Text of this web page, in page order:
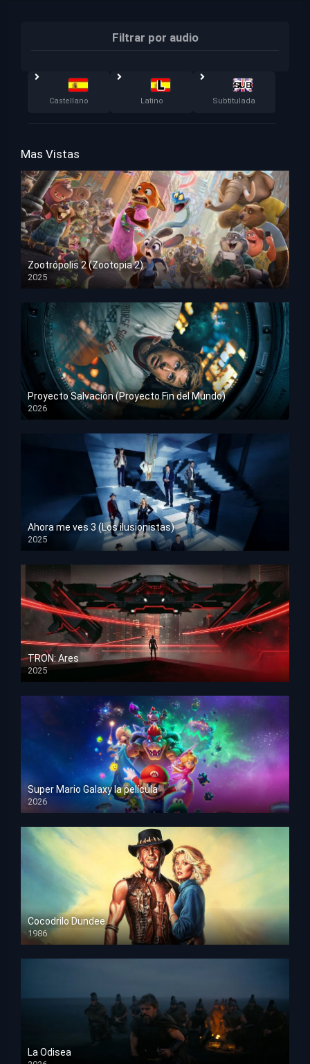
Filtrar por audio
Castellano Latino Subtitulada
Mas Vistas
Zootrópolis 2 (Zootopia 2)
2025
HD 1080p
Proyecto Salvación (Proyecto Fin del Mundo)
2026
HD 1080p
Ahora me ves 3 (Los ilusionistas)
2025
HD 1080p
TRON: Ares
2025
HD 1080p
Super Mario Galaxy la película
2026
HD 1080p
Cocodrilo Dundee
1986
HD 1080p
La Odisea